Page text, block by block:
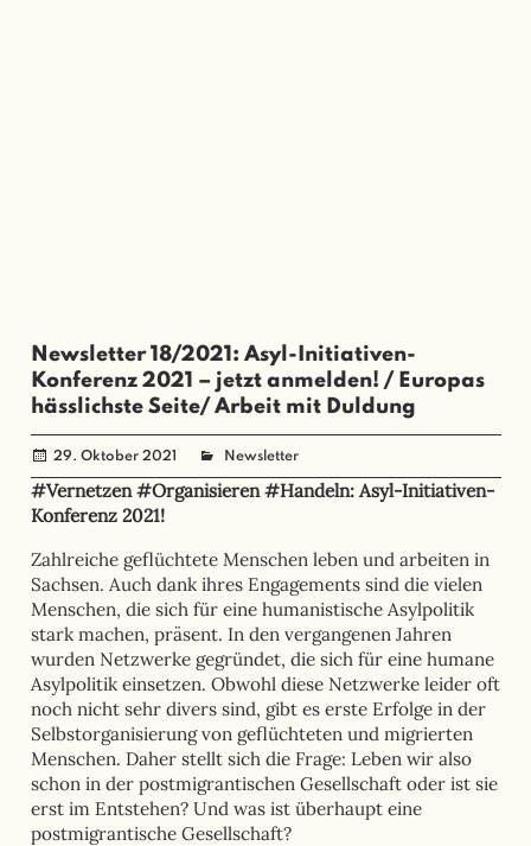
Newsletter 18/2021: Asyl-Initiativen-
Konferenz 2021 – jetzt anmelden! / Europas
hässlichste Seite/ Arbeit mit Duldung
29. Oktober 2021 administrator
Newsletter
#Vernetzen #Organisieren #Handeln: Asyl-Initiativen-
Konferenz 2021!
Zahlreiche geflüchtete Menschen leben und arbeiten in
Sachsen. Auch dank ihres Engagements sind die vielen
Menschen, die sich für eine humanistische Asylpolitik
stark machen, präsent. In den vergangenen Jahren
wurden Netzwerke gegründet, die sich für eine humane
Asylpolitik einsetzen. Obwohl diese Netzwerke leider oft
noch nicht sehr divers sind, gibt es erste Erfolge in der
Selbstorganisierung von geflüchteten und migrierten
Menschen. Daher stellt sich die Frage: Leben wir also
schon in der postmigrantischen Gesellschaft oder ist sie
erst im Entstehen? Und was ist überhaupt eine
postmigrantische Gesellschaft?